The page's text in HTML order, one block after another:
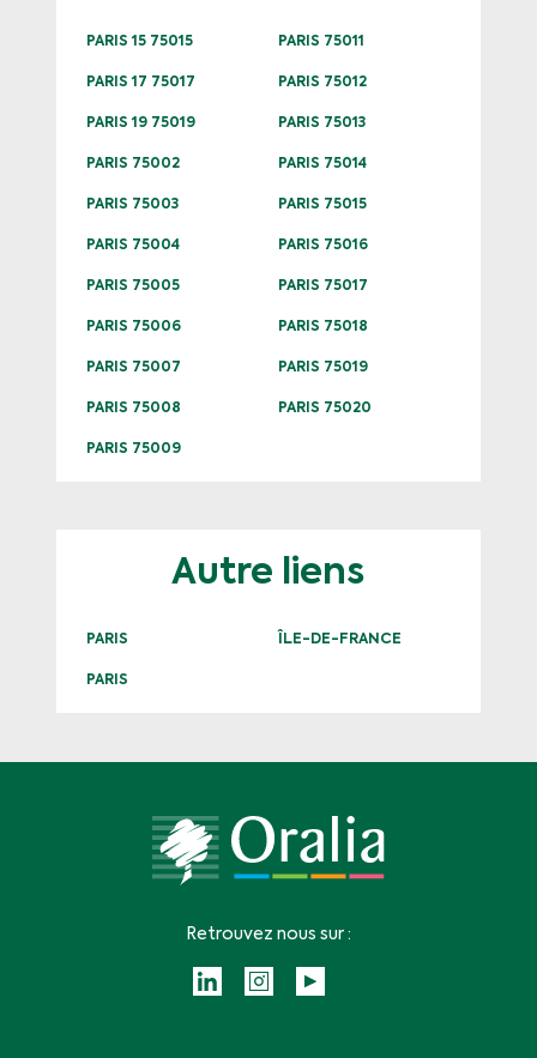
PARIS 15 75015
PARIS 17 75017
PARIS 19 75019
PARIS 75002
PARIS 75003
PARIS 75004
PARIS 75005
PARIS 75006
PARIS 75007
PARIS 75008
PARIS 75009
PARIS 75011
PARIS 75012
PARIS 75013
PARIS 75014
PARIS 75015
PARIS 75016
PARIS 75017
PARIS 75018
PARIS 75019
PARIS 75020
Autre liens
PARIS
PARIS
ÎLE-DE-FRANCE
Retrouvez nous sur :